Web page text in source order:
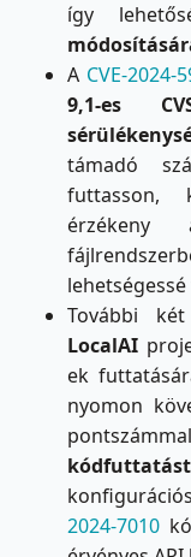
így
A CVE-2024-
9,1-es
támadó
futtasson,
További
LocalAI
ek
nyomon
kódfuttatást
2024-7010